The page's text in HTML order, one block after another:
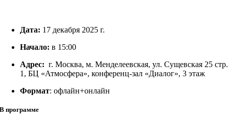
Дата: 17 декабря 2025 г.
Начало:в 15:00
Адрес:г. Москва, м. Менделеевская, ул. Сущевская 25 стр.
1, БЦ «Атмосфера», конференц-зал «Диалог», 3 этаж
Формат: офлайн+онлайн
В программе